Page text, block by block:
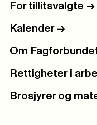
For tillitsvalgte ->
Kalender ->
Om
Rettigheter i
Brosjyrer og